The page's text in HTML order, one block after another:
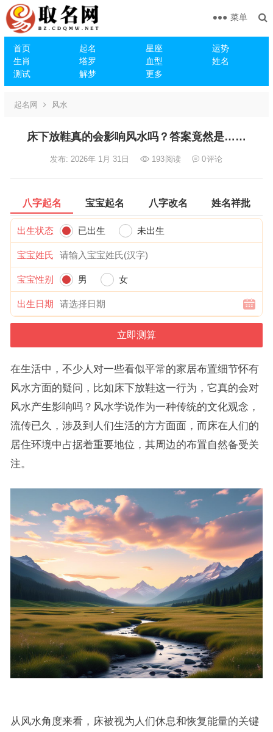
首页 起名 星座
运势
生肖
塔罗 血型
姓名
测试
解梦 更多
菜单
起名网 风水
床下放鞋真的会影响风水吗？答案竟然是……
发布: 2026年 1月 31日 193阅读 0评论
八字起名 宝宝起名 八字改名 姓名祥批
出生状态 已出生 未出生
宝宝姓氏
宝宝性别 男 女
出生日期
在生活中，不少人对一些看似平常的家居布置细节怀有
风水方面的疑问，比如床下放鞋这一行为，它真的会对
风水产生影响吗？风水学说作为一种传统的文化观念，
流传已久，涉及到人们生活的方方面面，而床在人们的
居住环境中占据着重要地位，其周边的布置自然备受关
注。
从风水角度来看，床被视为人们休息和恢复能量的关键